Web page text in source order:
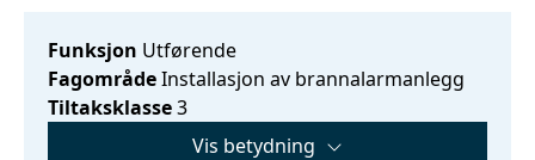
Funksjon Utførende
FagområdeInstallasjon av brannalarmanlegg
Tiltaksklasse3
Vis betydning